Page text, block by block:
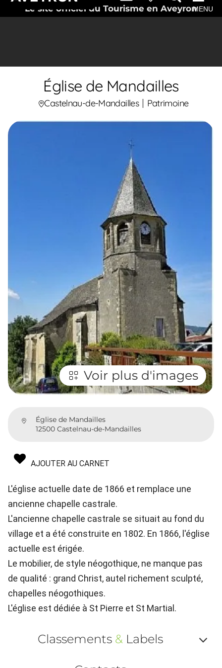
Le site officiel du Tourisme en AveyronMENU
Église de Mandailles
Castelnau-de-Mandailles Patrimoine
Voir plus d'images
Église de Mandailles
12500 Castelnau-de-Mandailles
AJOUTER AU CARNET
L'église actuelle date de 1866 et remplace une
ancienne chapelle castrale.
L'ancienne chapelle castrale se situait au fond du
village et a été construite en 1802. En 1866, l'église
actuelle est érigée.
Le mobilier, de style néogothique, ne manque pas
de qualité : grand Christ, autel richement sculpté,
chapelles néogothiques.
L'église est dédiée à St Pierre et St Martial.
Classements &Labels